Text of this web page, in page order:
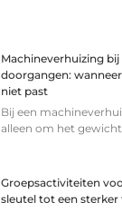
Machineverhuizing
doorgangen:
niet past
Bij een
alleen om het
Groepsactiviteiten
sleutel tot een sterker